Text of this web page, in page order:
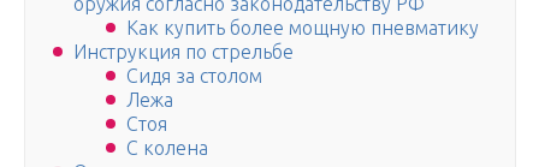
Как купить более мощную пневматику
Инструкция по стрельбе
Сидя за столом
Лежа
Стоя
С колена